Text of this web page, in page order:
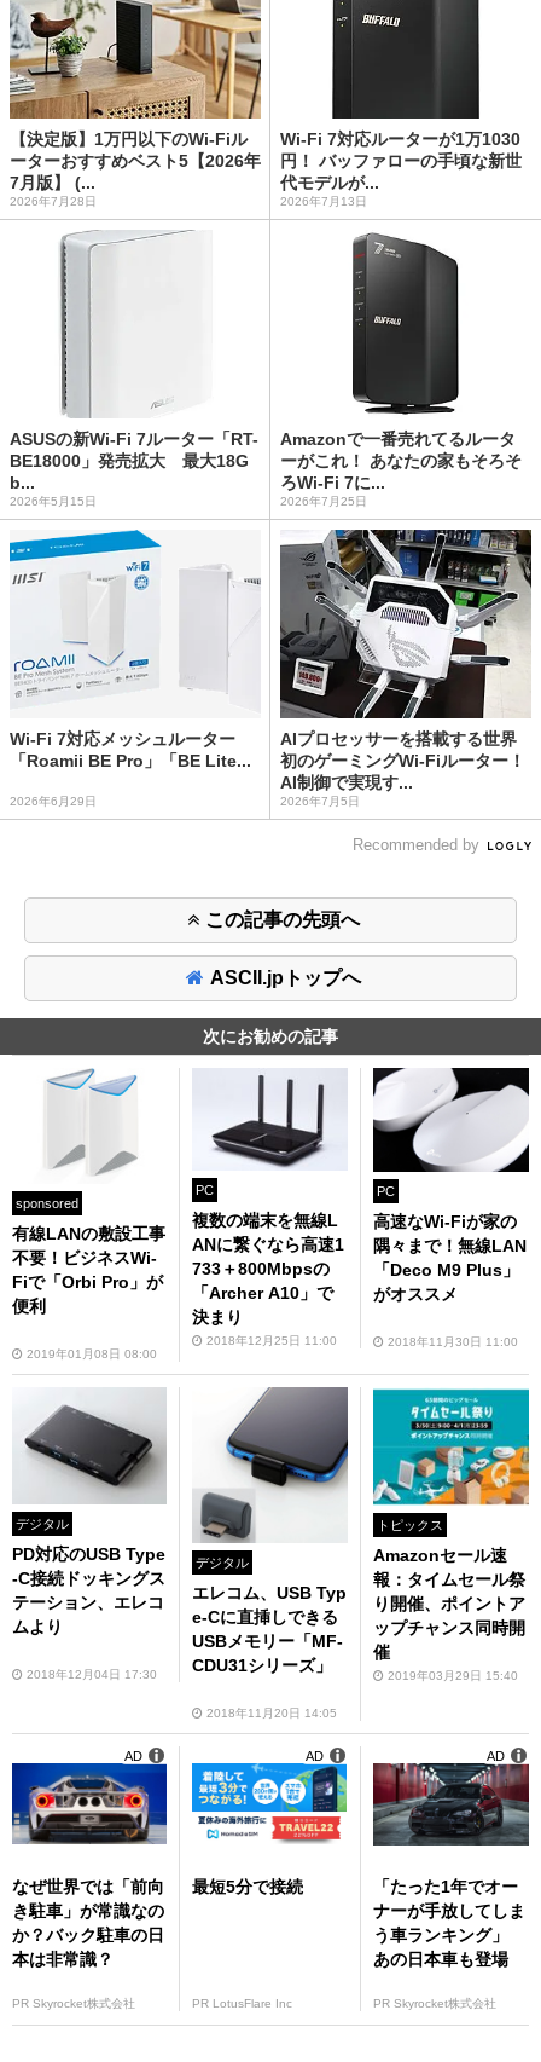
【決定版】1万円以下のWi-Fiル
ーターおすすめベスト5【2026年
7月版】 (...
2026年7月28日
Wi-Fi 7対応ルーターが1万1030
円！ バッファローの手頃な新世
代モデルが...
2026年7月13日
ASUSの新Wi-Fi 7ルーター「RT-
BE18000」発売拡大 最大18G
b...
2026年5月15日
Amazonで一番売れてるルータ
ーがこれ！ あなたの家もそろそ
ろWi-Fi 7に...
2026年7月25日
Wi-Fi 7対応メッシュルーター
「Roamii BE Pro」「BE Lite...
2026年6月29日
AIプロセッサーを搭載する世界
初のゲーミングWi-Fiルーター！
AI制御で実現す...
2026年7月5日
Recommended by
この記事の先頭へ
ASCII.jpトップへ
次にお勧めの記事
sponsored
有線LANの敷設工事
不要！ビジネスWi-
Fiで「Orbi Pro」が
便利
2019年01月08日 08:00
PC
複数の端末を無線L
ANに繋ぐなら高速1
733＋800Mbpsの
「Archer A10」で
決まり
2018年12月25日 11:00
PC
高速なWi-Fiが家の
隅々まで！無線LAN
「Deco M9 Plus」
がオススメ
2018年11月30日 11:00
デジタル
PD対応のUSB Type
-C接続ドッキングス
テーション、エレコ
ムより
2018年12月04日 17:30
デジタル
エレコム、USB Typ
e-Cに直挿しできる
USBメモリー「MF-
CDU31シリーズ」
2018年11月20日 14:05
トピックス
Amazonセール速
報：タイムセール祭
り開催、ポイントア
ップチャンス同時開
催
2019年03月29日 15:40
なぜ世界では「前向
き駐車」が常識なの
か？バック駐車の日
本は非常識？
PR Skyrocket株式会社
AD
最短5分で接続
PR LotusFlare Inc
AD
「たった1年でオー
ナーが手放してしま
う車ランキング」
あの日本車も登場
PR Skyrocket株式会社
AD